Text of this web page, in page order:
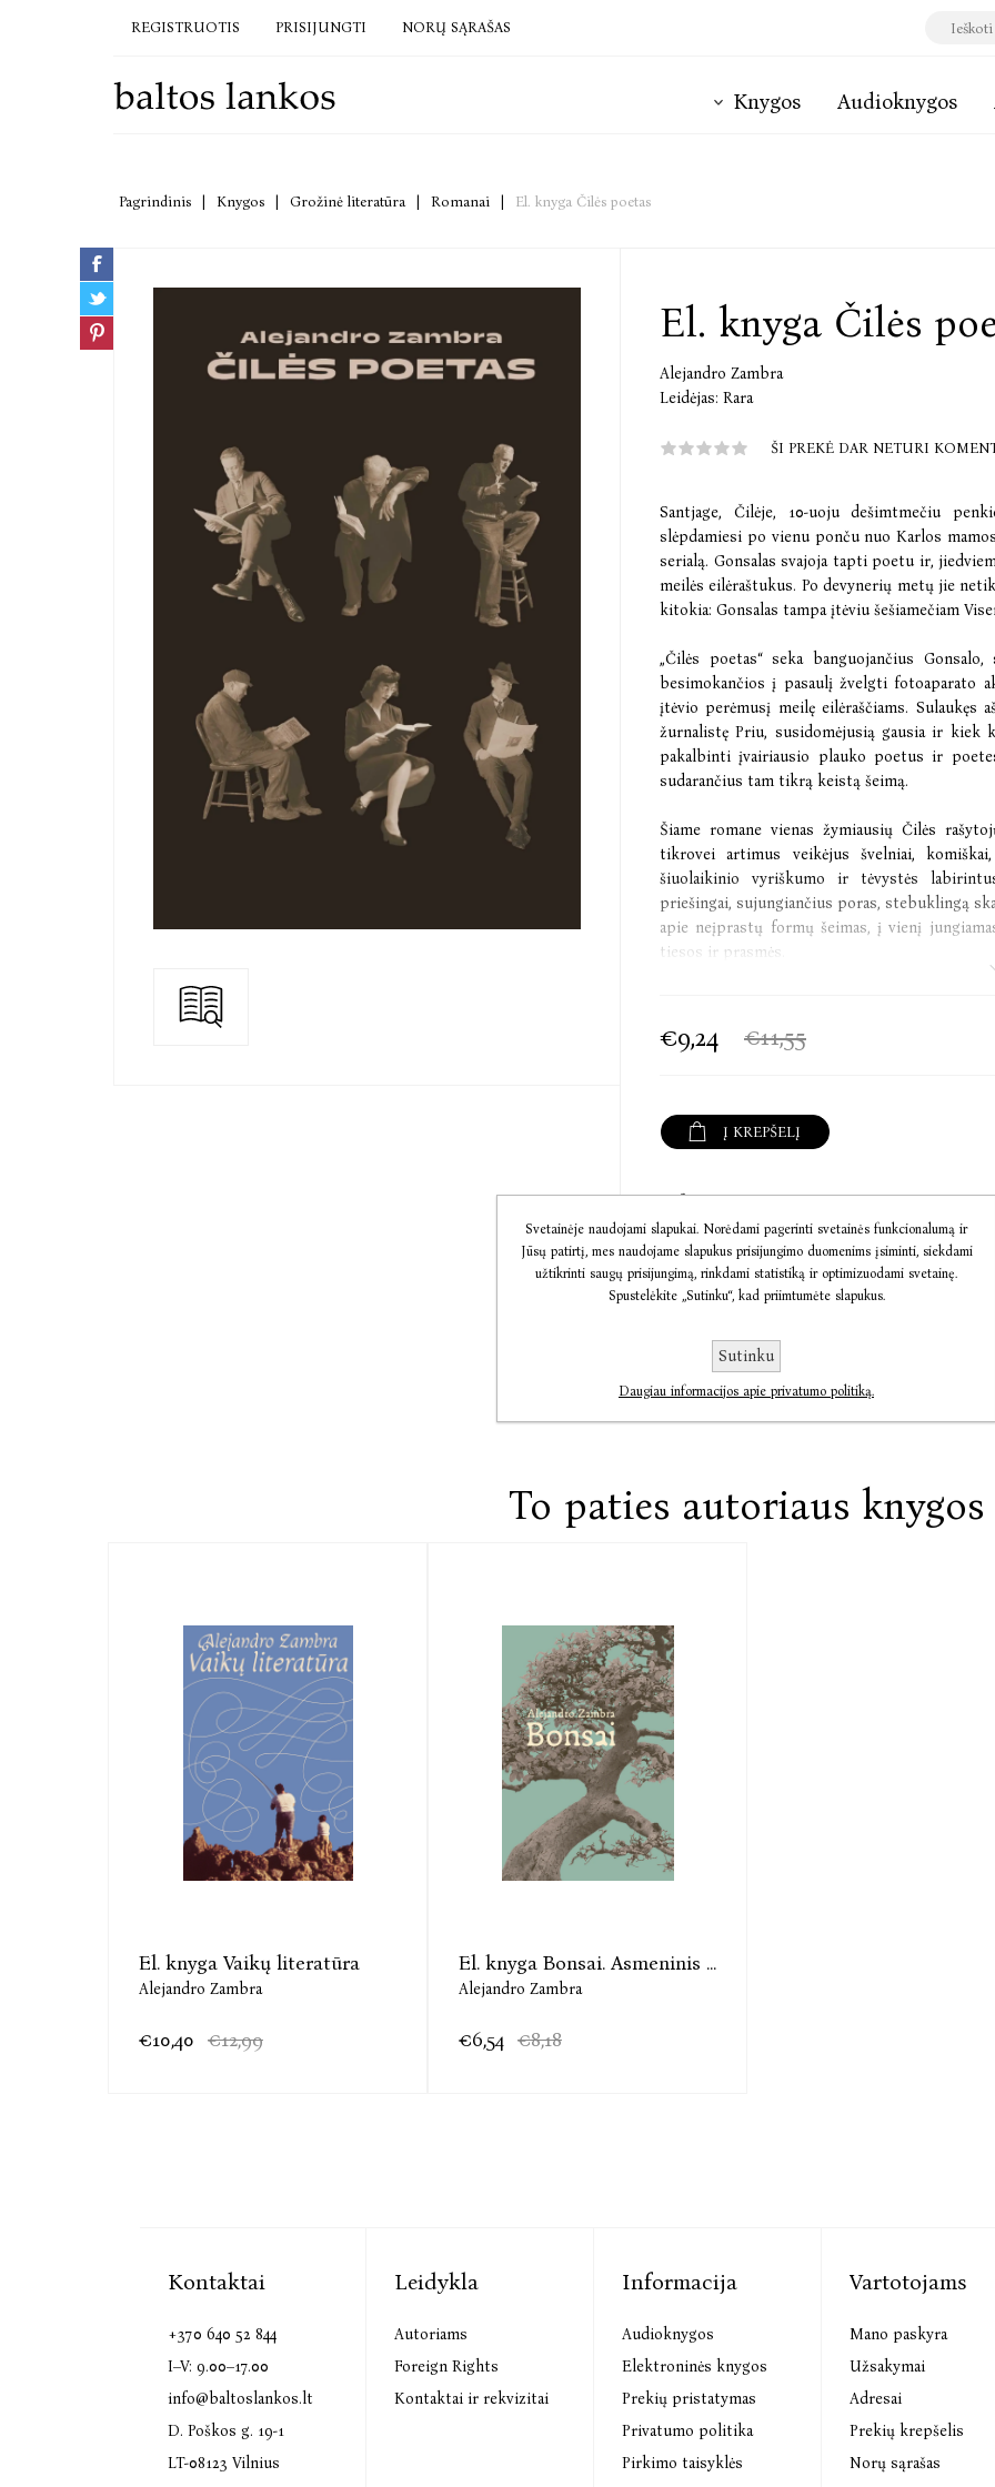
REGISTRUOTIS PRISIJUNGTI NORŲ SĄRAŠAS
Knygos Audioknygos
Pagrindinis Knygos Grožinė literatūra Romanai El. knyga Čilės poetas
El. knyga Čilės
Alejandro Zambra
Leidėjas: Rara
ŠI PREKĖ DAR NETURI
Santjage, Čilėje, 10-uoju dešimtmečiu
slėpdamiesi po vienu ponču nuo Karlos
serialą. Gonsalas svajoja tapti poetu ir,
meilės eilėraštukus. Po devynerių metų jie
kitokia: Gonsalas tampa įtėviu šešiamečiam
„Čilės poetas“ seka banguojančius
besimokančios į pasaulį žvelgti fotoaparato
įtėvio perėmusį meilę eilėraščiams. Sulaukęs
žurnalistę Priu, susidomėjusią gausia ir kiek
pakalbinti įvairiausio plauko poetus ir
sudarančius tam tikrą keistą šeimą.
Šiame romane vienas žymiausių Čilės
tikrovei artimus veikėjus švelniai,
šiuolaikinio vyriškumo ir tėvystės
priešingai, sujungiančius poras, stebuklingą
apie neįprastų formų šeimas, į vienį
tiesos ir prasmės.
apsakymuose išsprogsta gyvybingumu „Čilės
„Jei kiekvienas Zambros kūrinys buvo
kitame, eksperimentacija čia, melancholija –
„Zambra yra užsitarnavęs autofikcijos
kasdienybės detalių kartojimo, kasdienybę įsiuva
Vulture
€9,24 €11,55
Į KREPŠELĮ
Informacija
Komentarai
To paties autoriaus knygos
El. knyga Vaikų literatūra
Alejandro Zambra
€10,40 €12,99
El. knyga Bonsai. Asmeninis ...
Alejandro Zambra
€6,54 €8,18
Kontaktai
+370 640 52 844
I–V: 9.00–17.00
info@baltoslankos.lt
D. Poškos g. 19-1
LT-08123 Vilnius
Leidykla
Autoriams
Foreign Rights
Kontaktai ir rekvizitai
Informacija
Audioknygos
Elektroninės knygos
Prekių pristatymas
Privatumo politika
Pirkimo taisyklės
Vartotojams
Mano paskyra
Užsakymai
Adresai
Prekių krepšelis
Norų sąrašas
Svetainėje naudojami slapukai. Norėdami pagerinti svetainės funkcionalumą ir
Jūsų patirtį, mes naudojame slapukus prisijungimo duomenims įsiminti, siekdami
užtikrinti saugų prisijungimą, rinkdami statistiką ir optimizuodami svetainę.
Spustelėkite „Sutinku“, kad priimtumėte slapukus.
Sutinku
Daugiau informacijos apie privatumo politiką.